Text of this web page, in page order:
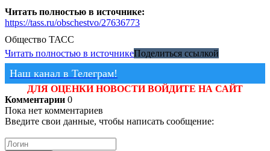
Читать полностью в источнике:
https://tass.ru/obschestvo/27636773
Общество ТАСС
Читать полностью в источникеПоделиться ссылкой
Наш канал в Телеграм!
ДЛЯ ОЦЕНКИ НОВОСТИ ВОЙДИТЕ НА САЙТ
Комментарии 0
Пока нет комментариев
Введите свои данные, чтобы написать сообщение: